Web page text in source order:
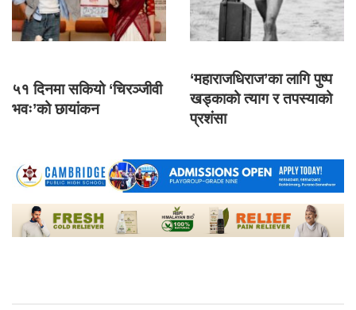
५१ दिनमा सकियो ‘चिरञ्जीवी
भवः’को छायांकन
‘महाराजधिराज’का लागि पुष्प
खड्काको त्याग र तपस्याको
प्रशंसा